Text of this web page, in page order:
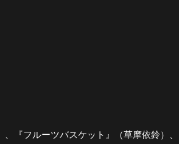
『フルーツバスケット』（草摩依鈴）、